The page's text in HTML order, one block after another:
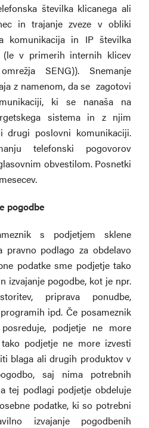
številka klicanega ali
in trajanje zveze v obliki
komunikacija in IP številka
(le v primerih internih klicev
SENG)). Snemanje
z namenom, da se zagotovi
ki se nanaša na
sistema in z njim
drugi poslovni komunikaciji.
telefonski pogovorov
obvestilom. Posnetki
pogodbe
s podjetjem sklene
pravno podlago za obdelavo
podatke sme podjetje tako
izvajanje pogodbe, kot je npr.
priprava ponudbe,
ipd. Če posameznik
podjetje ne more
podjetje ne more izvesti
blaga ali drugih produktov v
saj nima potrebnih
tej podlagi podjetje obdeluje
podatke, ki so potrebni
izvajanje pogodbenih